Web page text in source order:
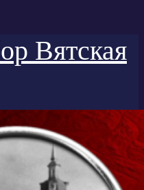
Вятская